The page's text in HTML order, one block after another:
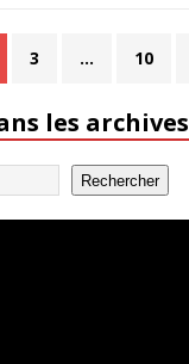
3 … 10
les archives
Rechercher